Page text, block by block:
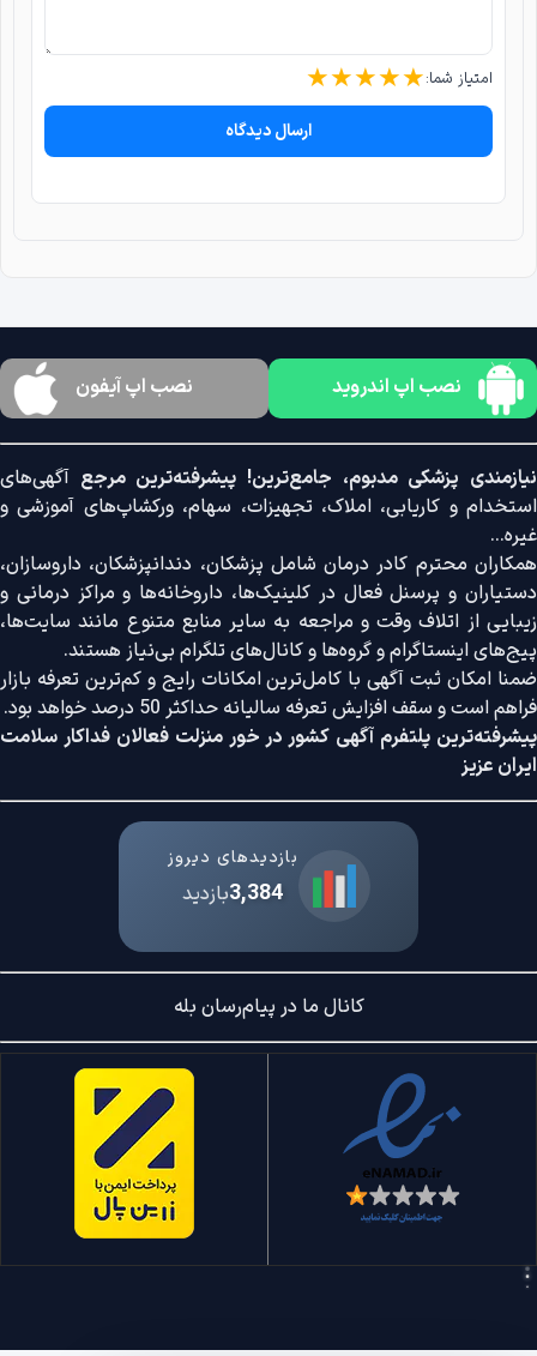
امتیاز شما: ★★★★★
ارسال دیدگاه
نصب اپ اندروید نصب اپ آیفون
نیازمندی پزشکی مدبوم، جامع‌ترین! پیشرفته‌ترین مرجع آگهی‌های
استخدام و کاریابی، املاک، تجهیزات، سهام، ورکشاپ‌های آموزشی و
غیره...
همکاران محترم کادر درمان شامل پزشکان، دندانپزشکان، داروسازان،
دستیاران و پرسنل فعال در کلینیک‌ها، داروخانه‌ها و مراکز درمانی و
زیبایی از اتلاف وقت و مراجعه به سایر منابع متنوع مانند سایت‌ها،
پیج‌های اینستاگرام و گروه‌ها و کانال‌های تلگرام بی‌نیاز هستند.
ضمنا امکان ثبت آگهی با کامل‌ترین امکانات رایج و کم‌ترین تعرفه بازار
فراهم است و سقف افزایش تعرفه سالیانه حداکثر 50 درصد خواهد بود.
پیشرفته‌ترین پلتفرم آگهی کشور در خور منزلت فعالان فداکار سلامت
ایران عزیز
بازدیدهای دیروز
3,384بازدید
کانال ما در پیام‌رسان بله